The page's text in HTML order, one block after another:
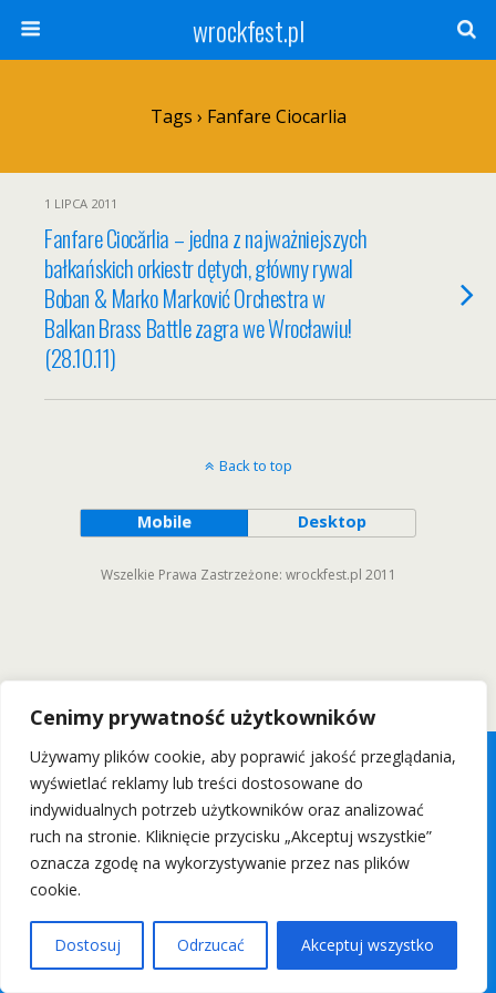
Cenimy prywatność użytkowników
Używamy plików cookie, aby poprawić jakość przeglądania,
wyświetlać reklamy lub treści dostosowane do
indywidualnych potrzeb użytkowników oraz analizować
ruch na stronie. Kliknięcie przycisku „Akceptuj wszystkie”
oznacza zgodę na wykorzystywanie przez nas plików
cookie.
Dostosuj Odrzucać Akceptuj wszystko
wrockfest.pl
Tags › Fanfare Ciocarlia
1 LIPCA 2011
Fanfare Ciocărlia – jedna z najważniejszych
bałkańskich orkiestr dętych, główny rywal
Boban & Marko Marković Orchestra w
Balkan Brass Battle zagra we Wrocławiu!
(28.10.11)
Back to top
Mobile Desktop
Wszelkie Prawa Zastrzeżone: wrockfest.pl 2011